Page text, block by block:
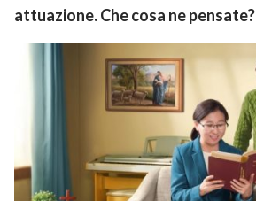
attuazione. Che cosa ne pensate?